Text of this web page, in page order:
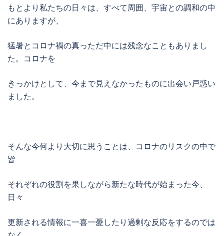
もとより私たちの日々は、すべて周囲、宇宙との調和の中
にありますが、
猛暑とコロナ禍の真っただ中には残念なこともありまし
た。コロナを
きっかけとして、今まで見えなかったものに出会い戸惑い
ました。
そんな今何より大切に思うことは、コロナのリスクの中で
皆
それぞれの役割を果しながら新たな時代が始まった今、
日々
更新される情報に一喜一憂したり過剰な反応をするのでは